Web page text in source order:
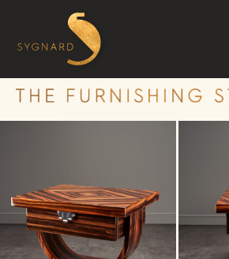
HOME
MISSION
PHILOSOPHIE
STANDARDS